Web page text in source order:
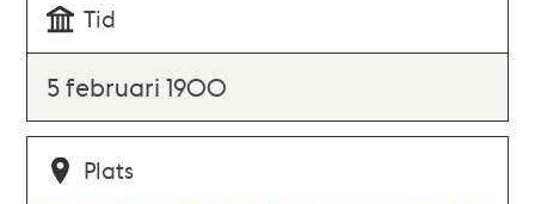
Tid
5 februari 1900
Plats